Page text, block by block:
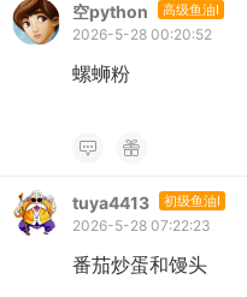
空python 高级鱼油I
2026-5-28 00:20:52
螺蛳粉
tuya4413 初级鱼油I
2026-5-28 07:22:23
番茄炒蛋和馒头